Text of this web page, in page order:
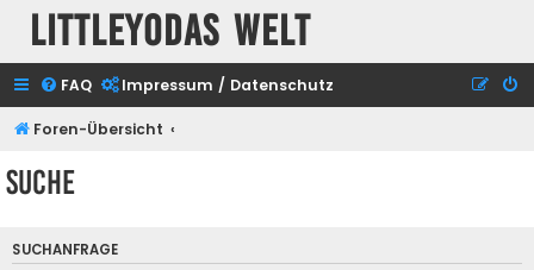
Littleyodas Welt
FAQ Impressum / Datenschutz
Foren-Übersicht
Suche
SUCHANFRAGE